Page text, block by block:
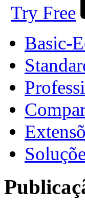
Try Free
Basic-